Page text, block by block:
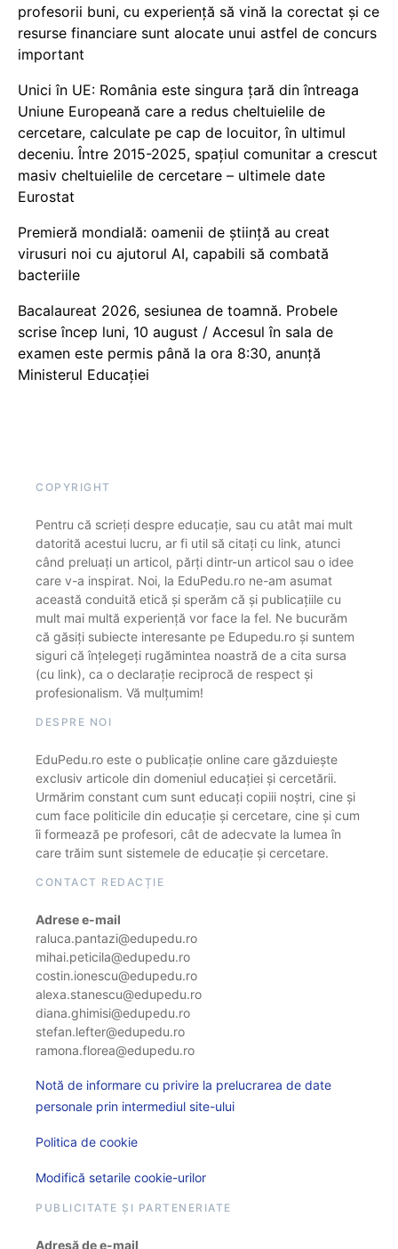
profesorii buni, cu experiență să vină la corectat și ce
resurse financiare sunt alocate unui astfel de concurs
important
Unici în UE: România este singura țară din întreaga
Uniune Europeană care a redus cheltuielile de
cercetare, calculate pe cap de locuitor, în ultimul
deceniu. Între 2015-2025, spațiul comunitar a crescut
masiv cheltuielile de cercetare – ultimele date
Eurostat
Premieră mondială: oamenii de știință au creat
virusuri noi cu ajutorul AI, capabili să combată
bacteriile
Bacalaureat 2026, sesiunea de toamnă. Probele
scrise încep luni, 10 august / Accesul în sala de
examen este permis până la ora 8:30, anunță
Ministerul Educației
COPYRIGHT
Pentru că scrieți despre educație, sau cu atât mai mult
datorită acestui lucru, ar fi util să citați cu link, atunci
când preluați un articol, părți dintr-un articol sau o idee
care v-a inspirat. Noi, la EduPedu.ro ne-am asumat
această conduită etică și sperăm că și publicațiile cu
mult mai multă experiență vor face la fel. Ne bucurăm
că găsiți subiecte interesante pe Edupedu.ro și suntem
siguri că înțelegeți rugămintea noastră de a cita sursa
(cu link), ca o declarație reciprocă de respect și
profesionalism. Vă mulțumim!
DESPRE NOI
EduPedu.ro este o publicație online care găzduiește
exclusiv articole din domeniul educației și cercetării.
Urmărim constant cum sunt educați copiii noștri, cine și
cum face politicile din educație și cercetare, cine și cum
îi formează pe profesori, cât de adecvate la lumea în
care trăim sunt sistemele de educație și cercetare.
CONTACT REDACȚIE
Adrese e-mail
raluca.pantazi@edupedu.ro
mihai.peticila@edupedu.ro
costin.ionescu@edupedu.ro
alexa.stanescu@edupedu.ro
diana.ghimisi@edupedu.ro
stefan.lefter@edupedu.ro
ramona.florea@edupedu.ro
Notă de informare cu privire la prelucrarea de date
personale prin intermediul site-ului
Politica de cookie
Modifică setarile cookie-urilor
PUBLICITATE ȘI PARTENERIATE
Adresă de e-mail